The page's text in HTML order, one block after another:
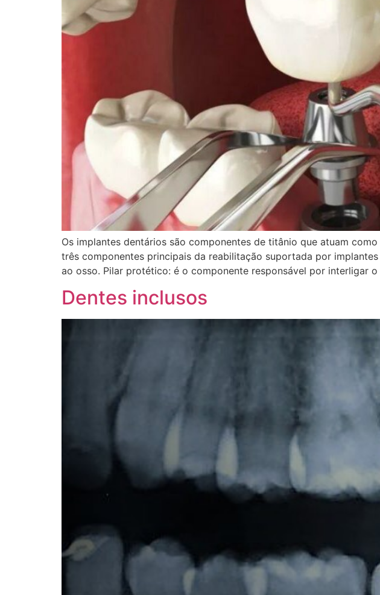
Os implantes dentários são componentes de titânio que atuam
três componentes principais da reabilitação suportada por
ao osso. Pilar protético: é o componente responsável por interligar
Dentes inclusos